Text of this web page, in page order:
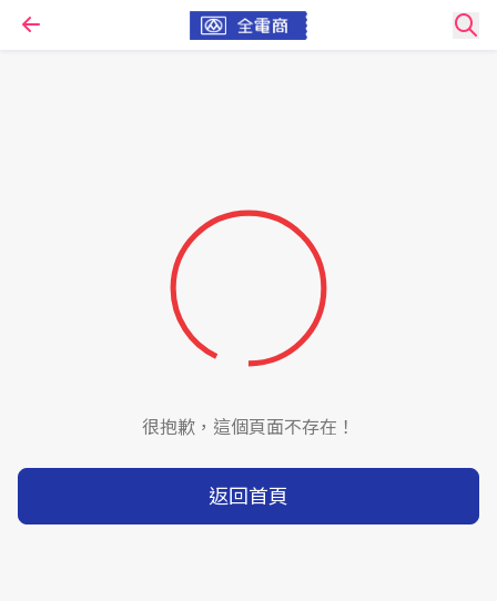
很抱歉，這個頁面不存在！
返回首頁